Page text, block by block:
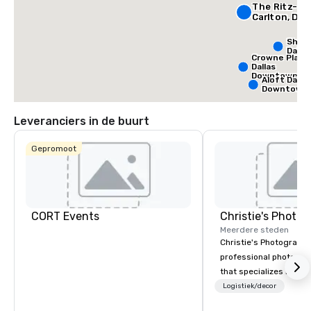
The Ritz-
Carlton,
Crowne Plaza
Dallas
Downtown
Aloft Dallas
Downtown
Leveranciers in de buurt
Gepromoot
CORT Events
Meerdere steden
Christie's
professional
that specializes in
for corporate events.
Logistiek/decor